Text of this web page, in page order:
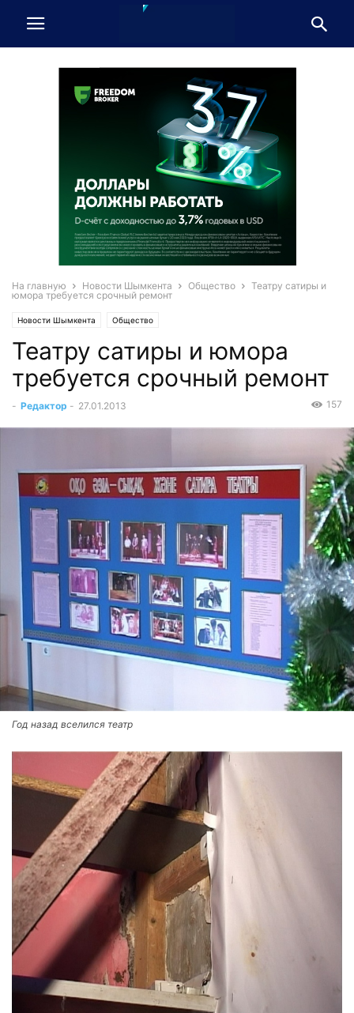
На главную Новости Шымкента Общество
Театру сатиры и
юмора требуется срочный ремонт
Новости Шымкента Общество
Театру сатиры и юмора
требуется срочный ремонт
- Редактор - 27.01.2013 157
Год назад вселился театр